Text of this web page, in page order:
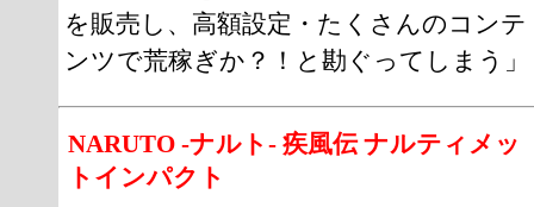
を販売し、高額設定・たくさんのコンテ
ンツで荒稼ぎか？！と勘ぐってしまう」
NARUTO -ナルト- 疾風伝 ナルティメッ
トインパクト